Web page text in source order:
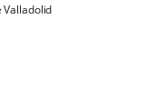
Valladolid